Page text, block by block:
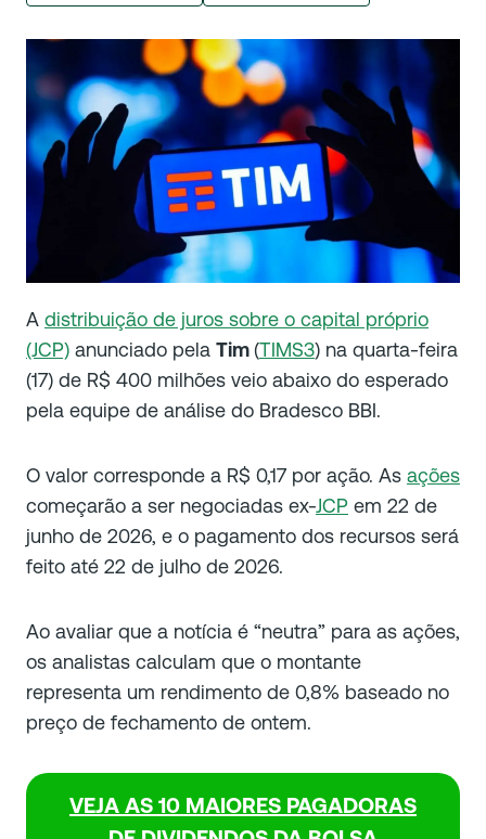
A distribuição de juros sobre o capital próprio
(JCP) anunciado pela Tim(TIMS3) na quarta-feira
(17) de R$ 400 milhões veio abaixo do esperado
pela equipe de análise do Bradesco BBI.
O valor corresponde a R$ 0,17 por ação. As ações
começarão a ser negociadas ex-JCP em 22 de
junho de 2026, e o pagamento dos recursos será
feito até 22 de julho de 2026.
Ao avaliar que a notícia é “neutra” para as ações,
os analistas calculam que o montante
representa um rendimento de 0,8% baseado no
preço de fechamento de ontem.
VEJA AS 10 MAIORES PAGADORAS